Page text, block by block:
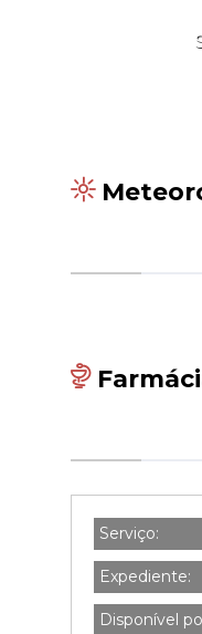
Serviço:
Expediente:
Disponível